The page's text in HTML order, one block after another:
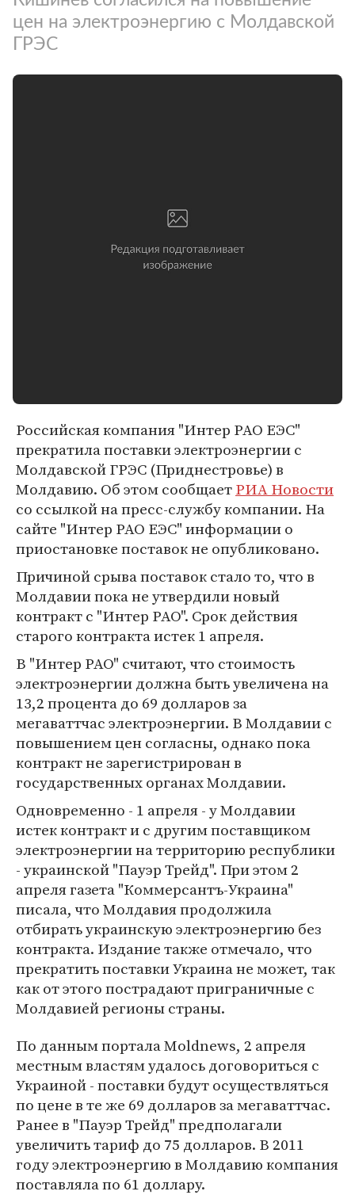
цен на электроэнергию с Молдавской
ГРЭС
Российская компания "Интер РАО ЕЭС"
прекратила поставки электроэнергии с
Молдавской ГРЭС (Приднестровье) в
Молдавию. Об этом сообщаетРИА Новости
со ссылкой на пресс-службу компании. На
сайте "Интер РАО ЕЭС" информации о
приостановке поставок не опубликовано.
Причиной срыва поставок стало то, что в
Молдавии пока не утвердили новый
контракт с "Интер РАО". Срок действия
старого контракта истек 1 апреля.
В "Интер РАО" считают, что стоимость
электроэнергии должна быть увеличена на
13,2 процента до 69 долларов за
мегаваттчас электроэнергии. В Молдавии с
повышением цен согласны, однако пока
контракт не зарегистрирован в
государственных органах Молдавии.
Одновременно - 1 апреля - у Молдавии
истек контракт и с другим поставщиком
электроэнергии на территорию республики
- украинской "Пауэр Трейд". При этом 2
апреля газета "Коммерсантъ-Украина"
писала, что Молдавия продолжила
отбирать украинскую электроэнергию без
контракта. Издание также отмечало, что
прекратить поставки Украина не может, так
как от этого пострадают приграничные с
Молдавией регионы страны.
По данным портала Moldnews, 2 апреля
местным властям удалось договориться с
Украиной - поставки будут осуществляться
по цене в те же 69 долларов за мегаваттчас.
Ранее в "Пауэр Трейд" предполагали
увеличить тариф до 75 долларов. В 2011
году электроэнергию в Молдавию компания
поставляла по 61 доллару.